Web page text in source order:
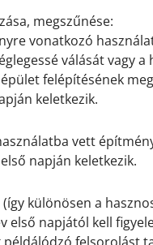
megszűnése:
vonatkozó
válását vagy
felépítésének
keletkezik.
vett
napján keletkezik.
különösen a
napjától kell